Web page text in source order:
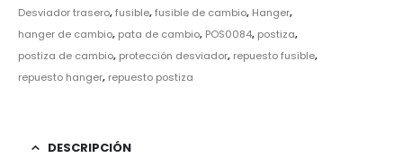
Desviador trasero,fusible,fusible de cambio, Hanger,
hanger de cambio, pata de cambio, POS0084, postiza,
postiza de cambio, protección desviador, repuesto fusible,
repuesto hanger, repuesto postiza
DESCRIPCIÓN